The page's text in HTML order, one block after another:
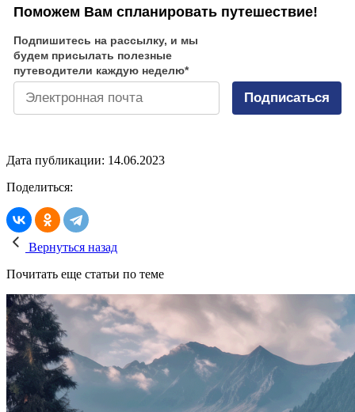
Поможем Вам спланировать путешествие!
Подпишитесь на рассылку, и мы
будем присылать полезные
путеводители каждую неделю*
Подписаться
Дата публикации: 14.06.2023
Поделиться:
Вернуться назад
Почитать еще статьи по теме